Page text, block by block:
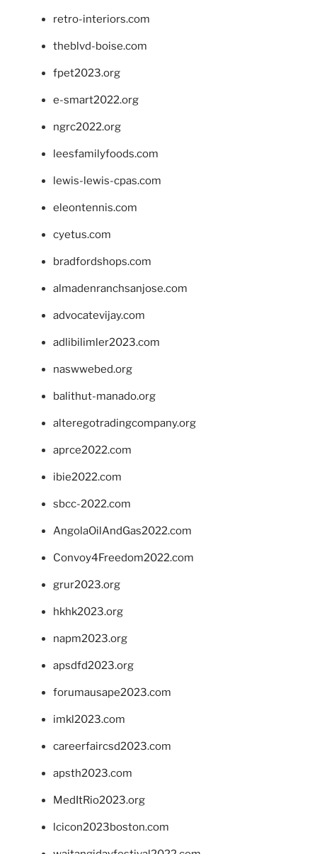
retro-interiors.com
theblvd-boise.com
fpet2023.org
e-smart2022.org
ngrc2022.org
leesfamilyfoods.com
lewis-lewis-cpas.com
eleontennis.com
cyetus.com
bradfordshops.com
almadenranchsanjose.com
advocatevijay.com
adlibilimler2023.com
naswwebed.org
balithut-manado.org
alteregotradingcompany.org
aprce2022.com
ibie2022.com
sbcc-2022.com
AngolaOilAndGas2022.com
Convoy4Freedom2022.com
grur2023.org
hkhk2023.org
napm2023.org
apsdfd2023.org
forumausape2023.com
imkl2023.com
careerfaircsd2023.com
apsth2023.com
MedItRio2023.org
lcicon2023boston.com